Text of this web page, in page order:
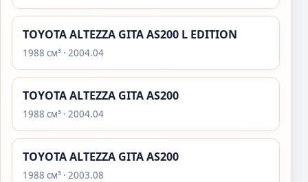
TOYOTA ALTEZZA GITA AS200 L EDITION
1988 см³ · 2004.04
TOYOTA ALTEZZA GITA AS200
1988 см³ · 2004.04
TOYOTA ALTEZZA GITA AS200
1988 см³ · 2003.08